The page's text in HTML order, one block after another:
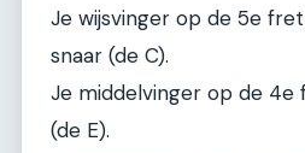
Je wijsvinger op de 5e
snaar (de C).
Je middelvinger op de 4e
(de E).